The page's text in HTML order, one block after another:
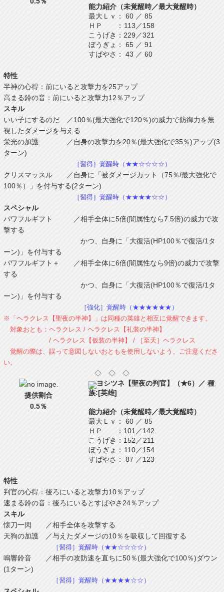
能力紹介（未覚醒時／最大覚醒時）
最大Ｌｖ
： 60 ／ 85
ＨＰ
： 113／158
こうげき ： 229／321
ぼうぎょ ： 65 ／ 91
すばやさ ： 43 ／ 60
特性
半神の心得：前にいると攻撃力を25アップ
高まる鈴の音：前にいると攻撃力12％アップ
スキル
いい子にするのだ ／100％(最大強化で120％)の威力で防御力を無
視したダメージを与える
栄光の加護 ／自身の攻撃力を20％(最大強化で35％)アップ(3
ターン)
［習得］覚醒時（★★☆☆☆☆）
クリスマッスル ／自身に「被ダメージカット（75％/最大強化で
100％）」を付与する(2ターン)
［習得］覚醒時（★★★★☆☆）
スペシャル
パワフルギフト ／相手全体に5倍(闇属性なら7.5倍)の威力で攻
撃する
かつ、自身に「大復活(HP100％で復活/1タ
ーン)」を付与する
パワフルギフト＋ ／相手全体に6倍(闇属性なら9倍)の威力で攻撃
する
かつ、自身に「大復活(HP100％で復活/1タ
ーン)」を付与する
［強化］覚醒時（★★★★★★）
※「ヘラクレス【聖夜の半神】」は同種の英雄と相互に覚醒できます。
対象おとも：ヘラクレス / ヘラクレス【礼装の半神】
/ ヘラクレス【仮装の半神】 / ［至天］ヘラクレス
覚醒の際は、誤って意図しないおともを使用しないよう、ご注意くださ
い。
◇ ◇ ◇
提供割合
0.5％
ヨシツネ【聖夜の判官】（★6）／ 種
族:[英雄]
能力紹介（未覚醒時／最大覚醒時）
最大Ｌｖ
： 60 ／ 85
ＨＰ
： 101／142
こうげき ： 152／211
ぼうぎょ ： 110／154
すばやさ ： 87 ／123
特性
判官の心得：後ろにいると攻撃力10％アップ
速まる鈴の音：後ろにいるとすばやさ24％アップ
スキル
懐刀一閃 ／相手全体を攻撃する
天狗の加護 ／与えたダメージの10％を吸収して回復する
［習得］覚醒時（★★☆☆☆☆）
鳴響鈴音 ／相手の攻防速を直ちに50％(最大強化で100％)ダウン
(1ターン)
［習得］覚醒時（★★★★☆☆）